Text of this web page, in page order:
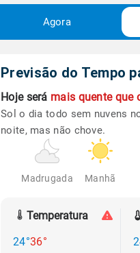
Agora
Previsão do Tempo
Hoje será mais quente que
Sol o dia todo sem nuvens
noite, mas não chove.
Madrugada Manhã
Temperatura
24°36°